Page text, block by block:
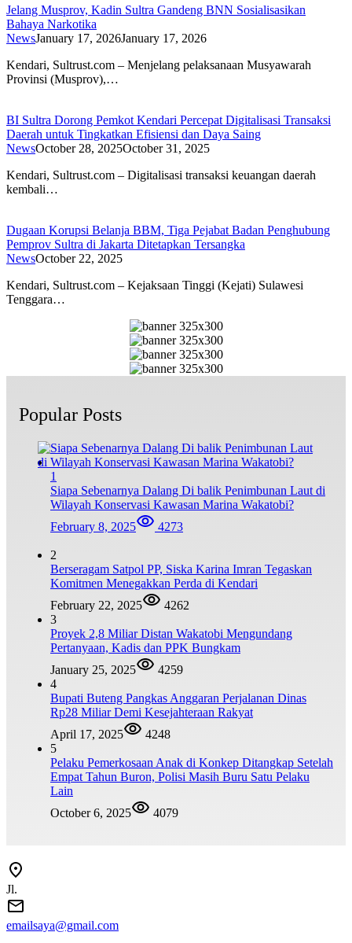
Jelang Musprov, Kadin Sultra Gandeng BNN Sosialisasikan
Bahaya Narkotika
NewsJanuary 17, 2026January 17, 2026
Kendari, Sultrust.com – Menjelang pelaksanaan Musyawarah
Provinsi (Musprov),…
BI Sultra Dorong Pemkot Kendari Percepat Digitalisasi Transaksi
Daerah untuk Tingkatkan Efisiensi dan Daya Saing
NewsOctober 28, 2025October 31, 2025
Kendari, Sultrust.com – Digitalisasi transaksi keuangan daerah
kembali…
Dugaan Korupsi Belanja BBM, Tiga Pejabat Badan Penghubung
Pemprov Sultra di Jakarta Ditetapkan Tersangka
NewsOctober 22, 2025
Kendari, Sultrust.com – Kejaksaan Tinggi (Kejati) Sulawesi
Tenggara…
Popular Posts
1
Siapa Sebenarnya Dalang Di balik Penimbunan Laut di
Wilayah Konservasi Kawasan Marina Wakatobi?
February 8, 2025
4273
2
Berseragam Satpol PP, Siska Karina Imran Tegaskan
Komitmen Menegakkan Perda di Kendari
February 22, 2025
4262
3
Proyek 2,8 Miliar Distan Wakatobi Mengundang
Pertanyaan, Kadis dan PPK Bungkam
January 25, 2025
4259
4
Bupati Buteng Pangkas Anggaran Perjalanan Dinas
Rp28 Miliar Demi Kesejahteraan Rakyat
April 17, 2025
4248
5
Pelaku Pemerkosaan Anak di Konkep Ditangkap Setelah
Empat Tahun Buron, Polisi Masih Buru Satu Pelaku
Lain
October 6, 2025
4079
Jl.
emailsaya@gmail.com